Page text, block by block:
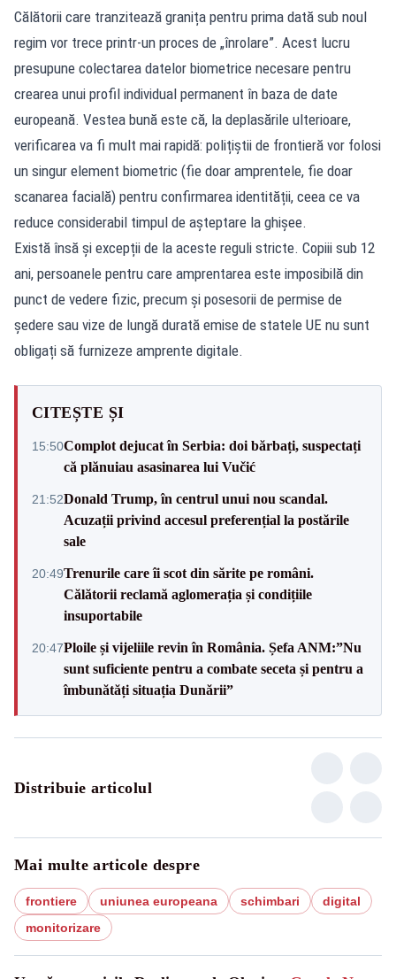
Călătorii care tranzitează granița pentru prima dată sub noul
regim vor trece printr-un proces de „înrolare”. Acest lucru
presupune colectarea datelor biometrice necesare pentru
crearea unui profil individual permanent în baza de date
europeană. Vestea bună este că, la deplasările ulterioare,
verificarea va fi mult mai rapidă: polițiștii de frontieră vor folosi
un singur element biometric (fie doar amprentele, fie doar
scanarea facială) pentru confirmarea identității, ceea ce va
reduce considerabil timpul de așteptare la ghișee.
Există însă și excepții de la aceste reguli stricte. Copiii sub 12
ani, persoanele pentru care amprentarea este imposibilă din
punct de vedere fizic, precum și posesorii de permise de
ședere sau vize de lungă durată emise de statele UE nu sunt
obligați să furnizeze amprente digitale.
CITEȘTE ȘI
15:50Complot dejucat în Serbia: doi bărbați, suspectați
că plănuiau asasinarea lui Vučić
21:52Donald Trump, în centrul unui nou scandal.
Acuzații privind accesul preferențial la postările
sale
20:49Trenurile care îi scot din sărite pe români.
Călătorii reclamă aglomerația și condițiile
insuportabile
20:47Ploile și vijeliile revin în România. Șefa ANM:”Nu
sunt suficiente pentru a combate seceta și pentru a
îmbunătăți situația Dunării”
Distribuie articolul
Mai multe articole despre
frontiere uniunea europeana schimbari
digital
monitorizare